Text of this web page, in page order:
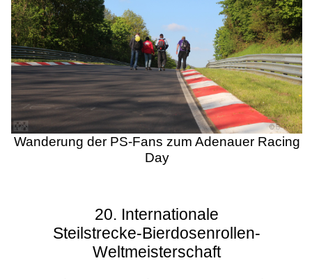
Wanderung der PS-Fans zum Adenauer Racing
Day
20. Internationale
Steilstrecke-Bierdosenrollen-
Weltmeisterschaft